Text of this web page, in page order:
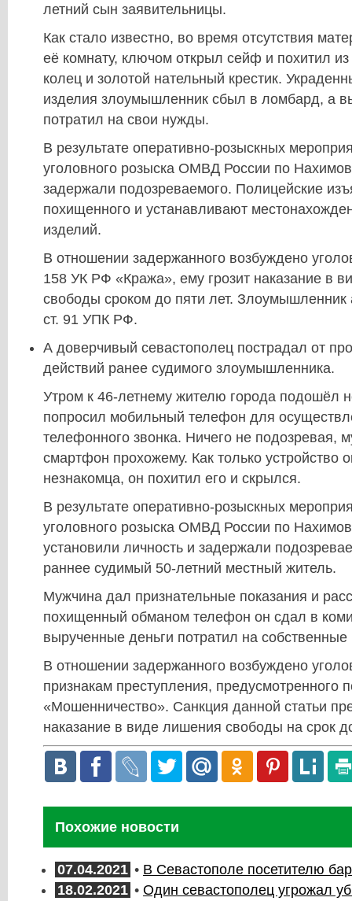
летний сын заявительницы.
Как стало известно, во время отсутствия
её комнату, ключом открыл сейф и похитил из
колец и золотой нательный крестик.
изделия злоумышленник сбыл в ломбард, а
потратил на свои нужды.
В результате оперативно-розыскных
уголовного розыска ОМВД России по
задержали подозреваемого. Полицейские
похищенного и устанавливают
изделий.
В отношении задержанного возбуждено
158 УК РФ «Кража», ему грозит наказание в
свободы сроком до пяти лет. Злоумышленник
ст. 91 УПК РФ.
А доверчивый севастополец пострадал от
действий ранее судимого злоумышленника.
Утром к 46-летнему жителю города подошёл
попросил мобильный телефон для
телефонного звонка. Ничего не подозревая,
смартфон прохожему. Как только устройство
незнакомца, он похитил его и скрылся.
В результате оперативно-розыскных
уголовного розыска ОМВД России по
установили личность и задержали
раннее судимый 50-летний местный житель.
Мужчина дал признательные показания и
похищенный обманом телефон он сдал в
вырученные деньги потратил на
В отношении задержанного возбуждено
признакам преступления, предусмотренного
«Мошенничество». Санкция данной статьи
наказание в виде лишения свободы на срок
Похожие новости
07.04.2021 • В Севастополе посетителю
18.02.2021 • Один севастополец угрожал